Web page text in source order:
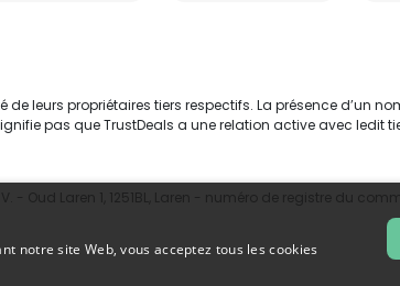
leurs propriétaires tiers respectifs. La présence d’un
pas que TrustDeals a une relation active avec ledit
notre site Web, vous acceptez tous les cookies